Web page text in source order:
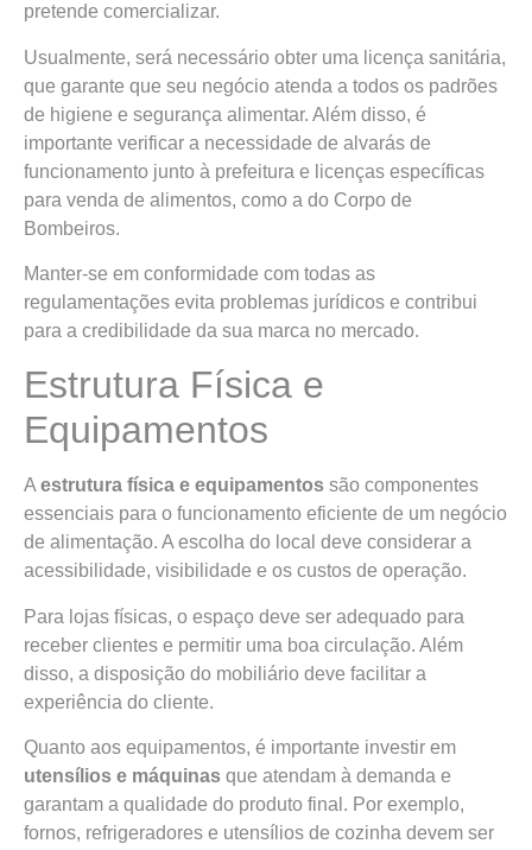
pretende comercializar.
Usualmente, será necessário obter uma licença sanitária,
que garante que seu negócio atenda a todos os padrões
de higiene e segurança alimentar. Além disso, é
importante verificar a necessidade de alvarás de
funcionamento junto à prefeitura e licenças específicas
para venda de alimentos, como a do Corpo de
Bombeiros.
Manter-se em conformidade com todas as
regulamentações evita problemas jurídicos e contribui
para a credibilidade da sua marca no mercado.
Estrutura Física e
Equipamentos
Aestrutura física e equipamentos são componentes
essenciais para o funcionamento eficiente de um negócio
de alimentação. A escolha do local deve considerar a
acessibilidade, visibilidade e os custos de operação.
Para lojas físicas, o espaço deve ser adequado para
receber clientes e permitir uma boa circulação. Além
disso, a disposição do mobiliário deve facilitar a
experiência do cliente.
Quanto aos equipamentos, é importante investir em
utensílios e máquinas que atendam à demanda e
garantam a qualidade do produto final. Por exemplo,
fornos, refrigeradores e utensílios de cozinha devem ser